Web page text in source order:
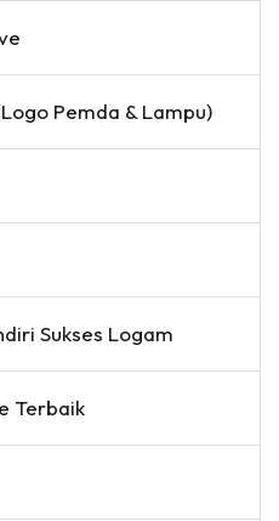
Pemda & Lampu)
Sukses Logam
Terbaik